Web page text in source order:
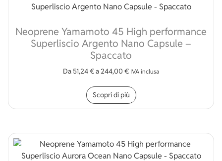
Neoprene Yamamoto 45 High performance
Superliscio Argento Nano Capsule –
Spaccato
Da 51,24€a244,00 € IVA inclusa
Scopri di più